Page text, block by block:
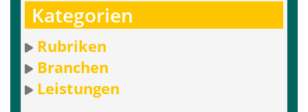
Kategorien
Rubriken
Branchen
Leistungen